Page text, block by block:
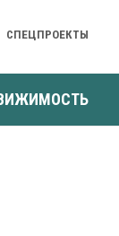
СПЕЦПРОЕКТЫ